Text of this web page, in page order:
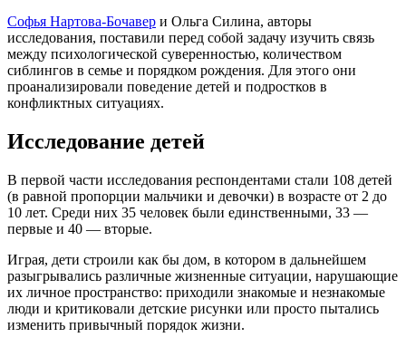
Софья Нартова-Бочавер и Ольга Силина, авторы
исследования, поставили перед собой задачу изучить связь
между психологической суверенностью, количеством
сиблингов в семье и порядком рождения. Для этого они
проанализировали поведение детей и подростков в
конфликтных ситуациях.
Исследование детей
В первой части исследования респондентами стали 108 детей
(в равной пропорции мальчики и девочки) в возрасте от 2 до
10 лет. Среди них 35 человек были единственными, 33 —
первые и 40 — вторые.
Играя, дети строили как бы дом, в котором в дальнейшем
разыгрывались различные жизненные ситуации, нарушающие
их личное пространство: приходили знакомые и незнакомые
люди и критиковали детские рисунки или просто пытались
изменить привычный порядок жизни.